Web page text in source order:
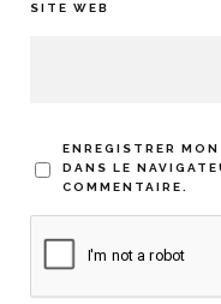
SITE WEB
ENREGISTRER
DANS LE
COMMENTAIRE.